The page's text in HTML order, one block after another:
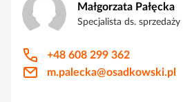
Małgorzata Pałęcka
Specjalista ds. sprzedaży
+48 608 299 362
m.palecka@osadkowski.pl